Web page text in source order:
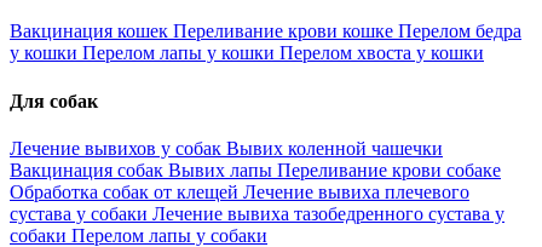
Вакцинация кошек Переливание крови кошке Перелом бедра
у кошки Перелом лапы у кошки Перелом хвоста у кошки
Для собак
Лечение вывихов у собак Вывих коленной чашечки
Вакцинация собак Вывих лапы Переливание крови собаке
Обработка собак от клещей Лечение вывиха плечевого
сустава у собаки Лечение вывиха тазобедренного сустава у
собаки Перелом лапы у собаки